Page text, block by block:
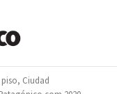
piso, Ciudad